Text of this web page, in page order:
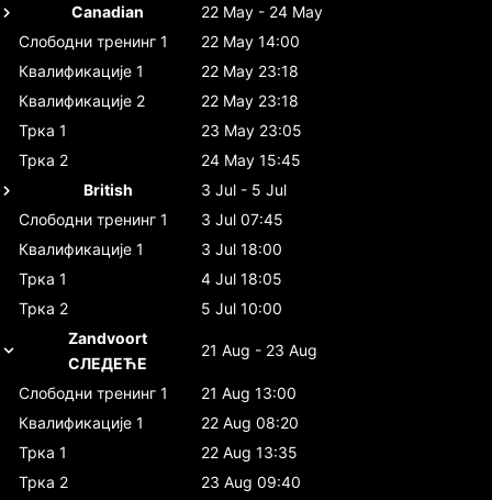
Canadian
22 May - 24 May
Слободни тренинг 1
22 May 14:00
Квалификације 1
22 May 23:18
Квалификације 2
22 May 23:18
Трка 1
23 May 23:05
Трка 2
24 May 15:45
British
3 Jul - 5 Jul
Слободни тренинг 1
3 Jul 07:45
Квалификације 1
3 Jul 18:00
Трка 1
4 Jul 18:05
Трка 2
5 Jul 10:00
Zandvoort
СЛЕДЕЋЕ
21 Aug - 23 Aug
Слободни тренинг 1
21 Aug 13:00
Квалификације 1
22 Aug 08:20
Трка 1
22 Aug 13:35
Трка 2
23 Aug 09:40